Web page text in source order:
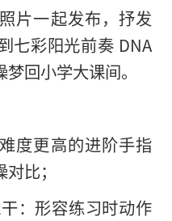
片一起发布，抒发
七彩阳光前奏 DNA
回小学大课间。
度更高的进阶手指
比；
：形容练习时动作